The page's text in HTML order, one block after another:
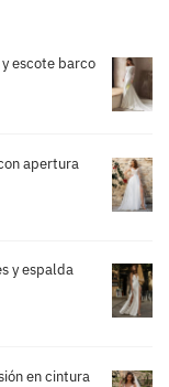
escote barco
apertura
y espalda
en cintura